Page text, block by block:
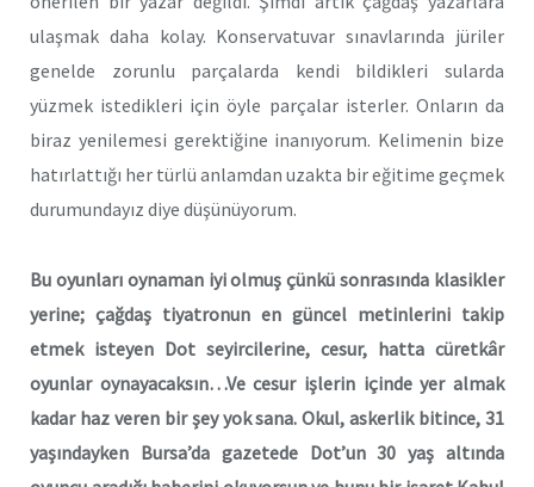
ulaşmak daha kolay. Konservatuvar sınavlarında jüriler
genelde zorunlu parçalarda kendi bildikleri sularda
yüzmek istedikleri için öyle parçalar isterler. Onların da
biraz yenilemesi gerektiğine inanıyorum. Kelimenin bize
hatırlattığı her türlü anlamdan uzakta bir eğitime geçmek
durumundayız diye düşünüyorum.
Bu oyunları oynaman iyi olmuş çünkü sonrasında klasikler
yerine; çağdaş tiyatronun en güncel metinlerini takip
etmek isteyen Dot seyircilerine, cesur, hatta cüretkâr
oyunlar oynayacaksın…Ve cesur işlerin içinde yer almak
kadar haz veren bir şey yok sana. Okul, askerlik bitince, 31
yaşındayken Bursa’da gazetede Dot’un 30 yaş altında